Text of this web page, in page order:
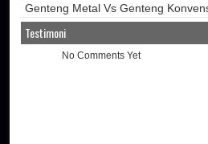
Genteng Metal Vs Genteng
Testimoni
No Comments Yet